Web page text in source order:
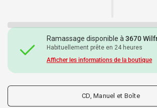
Ramassage disponible à3670
Habituellement prête en 24 heures
Afficher les informations de la boutique
CD, Manuel et Boîte